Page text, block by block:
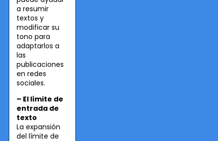
a resumir
textos y
modificar su
tono para
adaptarlos a
las
publicaciones
en redes
sociales.
– El límite de
entrada de
texto
La expansión
del límite de